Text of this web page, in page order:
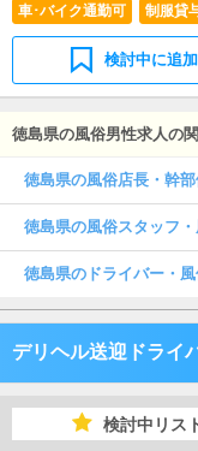
車･バイク通勤可
制服貸
検討中に追加
徳島県の風俗男性求人の
徳島県の風俗店長・幹部
徳島県の風俗スタッフ
徳島県のドライバー・
デリヘル送迎ドライ
岡山県
検討中リス